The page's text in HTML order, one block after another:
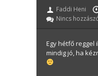
Faddi Heni
Nincs
Egy hétfő reggel
mindig jó, ha